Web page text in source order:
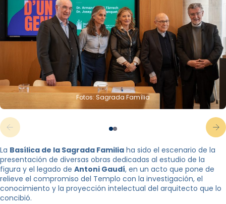
Fotos: Sagrada Família
La Basílica de la Sagrada Familia ha sido el escenario de la
presentación de diversas obras dedicadas al estudio de la
figura y el legado de Antoni Gaudí, en un acto que pone de
relieve el compromiso del Templo con la investigación, el
conocimiento y la proyección intelectual del arquitecto que lo
concibió.